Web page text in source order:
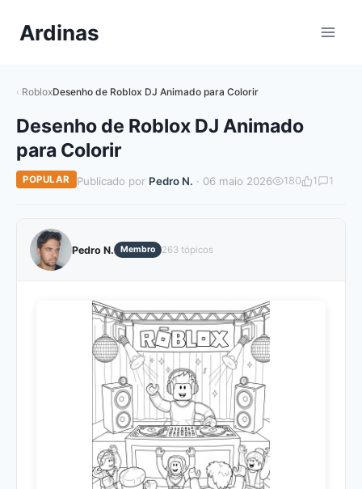
paraArdinas
RobloxDesenho de Roblox DJ Animado para Colorir
Desenho de Roblox DJ Animado
para Colorir
POPULAR Publicado por Pedro N. · 06 maio 2026 180 1 1
Pedro N. Membro 263 tópicos